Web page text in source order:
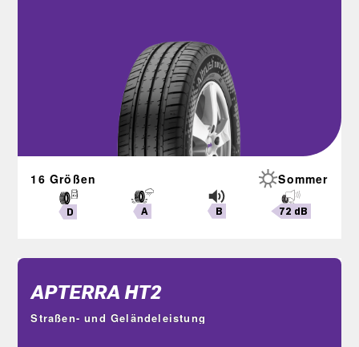
16 Größen Sommer
D A B 72 dB
APTERRA HT2
Straßen- und Geländeleistung